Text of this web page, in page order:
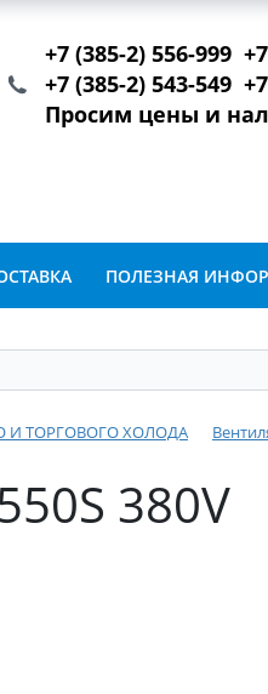
+7 (385-2) 556-999
+7 (385-2) 543-549
Просим цены и
ПОЛЕЗНАЯ
ТОРГОВОГО ХОЛОДА
380V